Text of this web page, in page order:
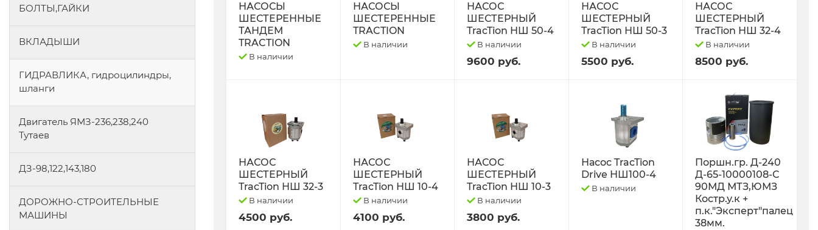
БОЛТЫ,ГАЙКИ
ВКЛАДЫШИ
ГИДРАВЛИКА, гидроцилиндры,
шланги
Двигатель ЯМЗ-236,238,240
Тутаев
ДЗ-98,122,143,180
ДОРОЖНО-СТРОИТЕЛЬНЫЕ
МАШИНЫ
НАСОСЫ
ШЕСТЕРЕННЫЕ
ТАНДЕМ
TRACTION
В наличии
НАСОСЫ
ШЕСТЕРЕННЫЕ
TRACTION
В наличии
НАСОС
ШЕСТЕРНЫЙ
TracTion НШ 50-4
В наличии
9600 руб.
НАСОС
ШЕСТЕРНЫЙ
TracTion НШ 50-3
В наличии
5500 руб.
НАСОС
ШЕСТЕРНЫЙ
TracTion НШ 32-4
В наличии
8500 руб.
НАСОС
ШЕСТЕРНЫЙ
TracTion НШ 32-3
В наличии
4500 руб.
НАСОС
ШЕСТЕРНЫЙ
TracTion НШ 10-4
В наличии
4100 руб.
НАСОС
ШЕСТЕРНЫЙ
TracTion НШ 10-3
В наличии
3800 руб.
Насос TracTion
Drive НШ100-4
В наличии
Поршн.гр. Д-240
Д-65-10000108-С
90МД МТЗ,ЮМЗ
Костр.у.к +
п.к."Эксперт"палец
38мм.